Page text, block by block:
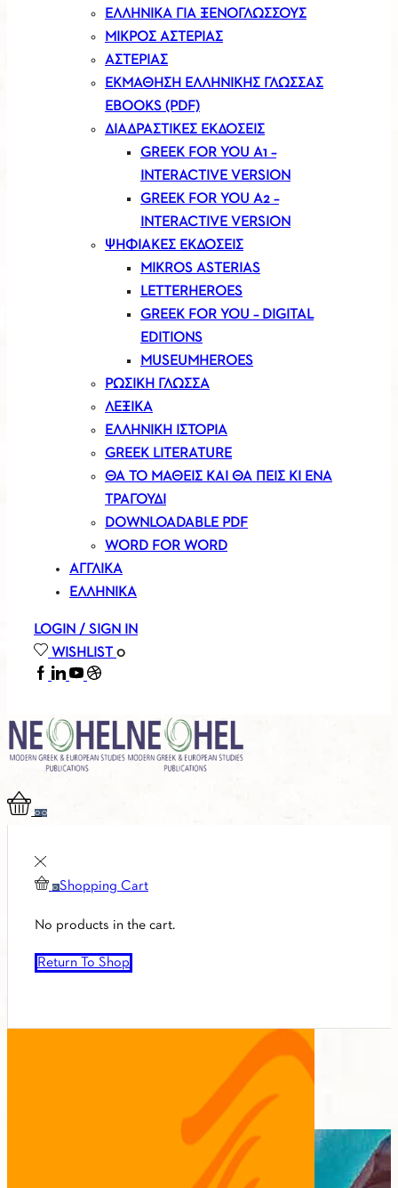
ΕΛΛΗΝΙΚΑ ΓΙΑ ΞΕΝΟΓΛΩΣΣΟΥΣ
ΜΙΚΡΟΣ ΑΣΤΕΡΙΑΣ
ΑΣΤΕΡΙΑΣ
ΕΚΜΑΘΗΣΗ ΕΛΛΗΝΙΚΗΣ ΓΛΩΣΣΑΣ
EBOOKS (PDF)
ΔΙΑΔΡΑΣΤΙΚΕΣ ΕΚΔΟΣΕΙΣ
GREEK FOR YOU A1 –
INTERACTIVE VERSION
GREEK FOR YOU A2 –
INTERACTIVE VERSION
ΨΗΦΙΑΚΕΣ ΕΚΔΟΣΕΙΣ
MIKROS ASTERIAS
LETTERHEROES
GREEK FOR YOU – DIGITAL
EDITIONS
MUSEUMHEROES
ΡΩΣΙΚΗ ΓΛΩΣΣΑ
ΛΕΞΙΚΑ
ΕΛΛΗΝΙΚΗ ΙΣΤΟΡΙΑ
GREEK LITERATURE
ΘΑ ΤΟ ΜΑΘΕΙΣ ΚΑΙ ΘΑ ΠΕΙΣ ΚΙ ΕΝΑ
ΤΡΑΓΟΥΔΙ
DOWNLOADABLE PDF
WORD FOR WORD
ΑΓΓΛΙΚΆ
ΕΛΛΗΝΙΚΆ
LOGIN / SIGN IN
WISHLIST 0
FACEBOOK
LINKEDIN
YOUTUBE
SOUNDCLOUD
00
0 Shopping Cart
No products in the cart.
Return To Shop